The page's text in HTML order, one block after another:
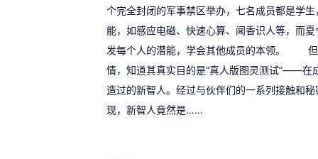
个完全封闭的军事禁区举办，七名成员都是学
能，如感应电磁、快速心算、闻香识人等，而
发每个人的潜能，学会其他成员的本领。 但
情，知道其真实目的是“真人版图灵测试”——在
造过的新智人。经过与伙伴们的一系列接触和
现，新智人竟然是……